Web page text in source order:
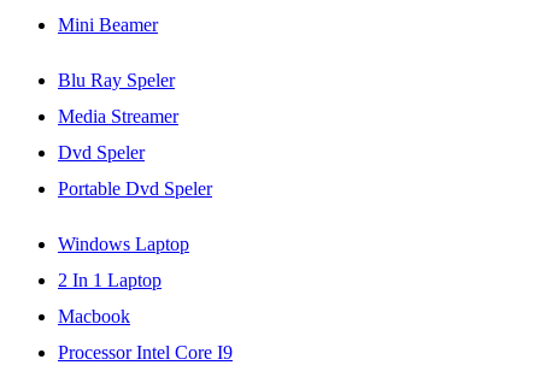
Mini Beamer
Blu Ray Speler
Media Streamer
Dvd Speler
Portable Dvd Speler
Windows Laptop
2 In 1 Laptop
Macbook
Processor Intel Core I9